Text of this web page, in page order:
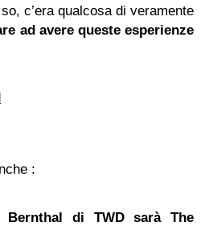
c’era qualcosa di veramente
ad avere queste esperienze
:
Bernthal di TWD sarà The